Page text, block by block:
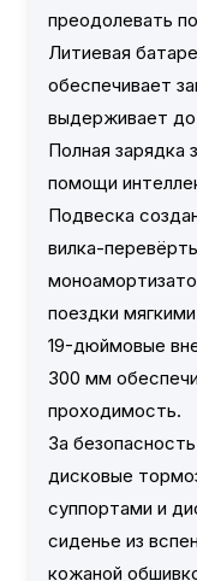
преодолевать
Литиевая
обеспечивает
выдерживает до
Полная зарядка
помощи
Подвеска
вилка-
поездки
19-дюймовые
300 мм
проходимость.
За
дисковые
суппортами и
сиденье из
кожаной